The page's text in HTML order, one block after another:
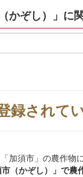
かぞし）」 に
録されて
加須市」の農作物
（かぞし）」 で農